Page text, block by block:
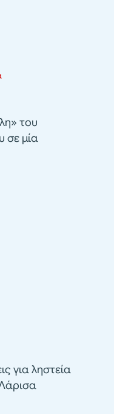
του
σε μία
για ληστεία